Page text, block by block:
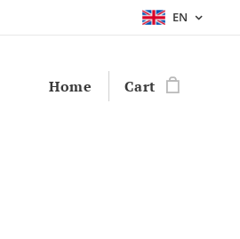
EN
Home Cart